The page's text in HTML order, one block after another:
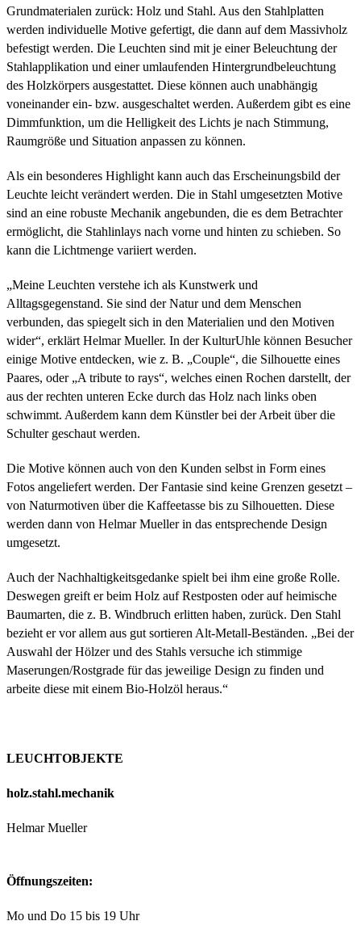
Grundmaterialen zurück: Holz und Stahl. Aus den Stahlplatten
werden individuelle Motive gefertigt, die dann auf dem Massivholz
befestigt werden. Die Leuchten sind mit je einer Beleuchtung der
Stahlapplikation und einer umlaufenden Hintergrundbeleuchtung
des Holzkörpers ausgestattet. Diese können auch unabhängig
voneinander ein- bzw. ausgeschaltet werden. Außerdem gibt es eine
Dimmfunktion, um die Helligkeit des Lichts je nach Stimmung,
Raumgröße und Situation anpassen zu können.
Als ein besonderes Highlight kann auch das Erscheinungsbild der
Leuchte leicht verändert werden. Die in Stahl umgesetzten Motive
sind an eine robuste Mechanik angebunden, die es dem Betrachter
ermöglicht, die Stahlinlays nach vorne und hinten zu schieben. So
kann die Lichtmenge variiert werden.
„Meine Leuchten verstehe ich als Kunstwerk und
Alltagsgegenstand. Sie sind der Natur und dem Menschen
verbunden, das spiegelt sich in den Materialien und den Motiven
wider“, erklärt Helmar Mueller. In der KulturUhle können Besucher
einige Motive entdecken, wie z. B. „Couple“, die Silhouette eines
Paares, oder „A tribute to rays“, welches einen Rochen darstellt, der
aus der rechten unteren Ecke durch das Holz nach links oben
schwimmt. Außerdem kann dem Künstler bei der Arbeit über die
Schulter geschaut werden.
Die Motive können auch von den Kunden selbst in Form eines
Fotos angeliefert werden. Der Fantasie sind keine Grenzen gesetzt –
von Naturmotiven über die Kaffeetasse bis zu Silhouetten. Diese
werden dann von Helmar Mueller in das entsprechende Design
umgesetzt.
Auch der Nachhaltigkeitsgedanke spielt bei ihm eine große Rolle.
Deswegen greift er beim Holz auf Restposten oder auf heimische
Baumarten, die z. B. Windbruch erlitten haben, zurück. Den Stahl
bezieht er vor allem aus gut sortieren Alt-Metall-Beständen. „Bei der
Auswahl der Hölzer und des Stahls versuche ich stimmige
Maserungen/Rostgrade für das jeweilige Design zu finden und
arbeite diese mit einem Bio-Holzöl heraus.“
LEUCHTOBJEKTE
holz.stahl.mechanik
Helmar Mueller
Öffnungszeiten:
Mo und Do 15 bis 19 Uhr